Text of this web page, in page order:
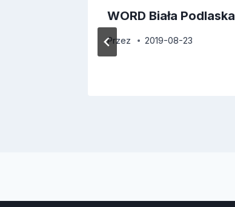
WORD Biała Podlaska
Przez 2019-08-23